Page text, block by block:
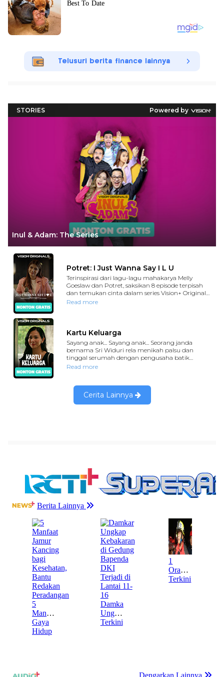
Telusuri berita finance lainnya